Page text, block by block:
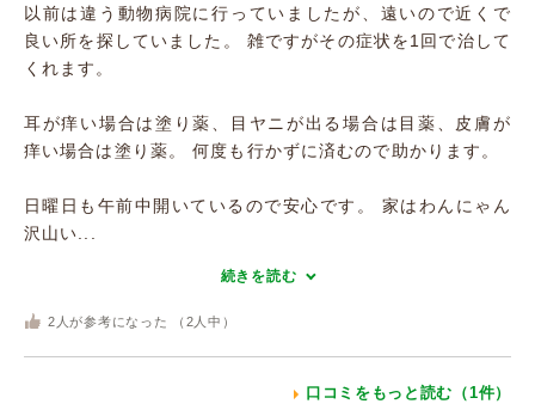
以前は違う動物病院に行っていましたが、遠いので近くで
良い所を探していました。 雑ですがその症状を1回で治して
くれます。
耳が痒い場合は塗り薬、目ヤニが出る場合は目薬、皮膚が
痒い場合は塗り薬。 何度も行かずに済むので助かります。
日曜日も午前中開いているので安心です。 家はわんにゃん
沢山い...
続きを読む
2 人が参考になった （ 2 人中）
口コミをもっと読む（1件）